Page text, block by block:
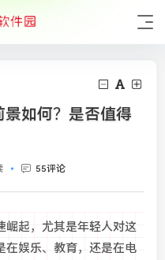
如何？是否值得
55评论
崛起，尤其是年轻人对这
在娱乐、教育，还是在电